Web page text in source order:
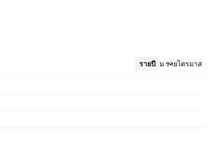
รายปี รายไตรมาส
เพิ่มเติม